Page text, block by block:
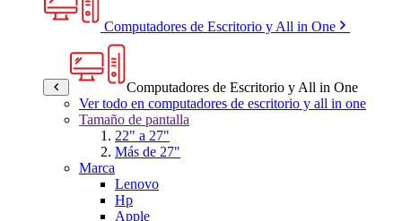
Computadores de Escritorio y All in One
Computadores de Escritorio y All in One
Ver todo en computadores de escritorio y all in one
Tamaño de pantalla
22" a 27"
Más de 27"
Marca
Lenovo
Hp
Apple